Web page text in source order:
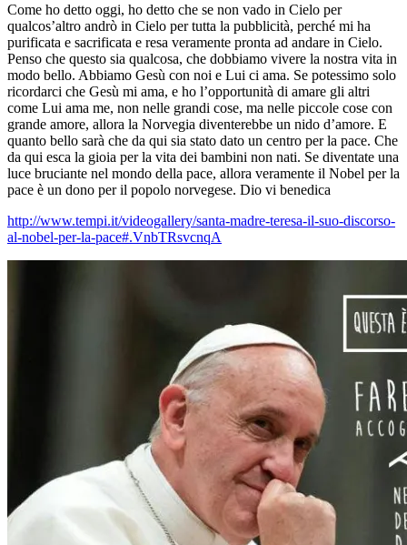
Come ho detto oggi, ho detto che se non vado in Cielo per
qualcos’altro andrò in Cielo per tutta la pubblicità, perché mi ha
purificata e sacrificata e resa veramente pronta ad andare in Cielo.
Penso che questo sia qualcosa, che dobbiamo vivere la nostra vita in
modo bello. Abbiamo Gesù con noi e Lui ci ama. Se potessimo solo
ricordarci che Gesù mi ama, e ho l’opportunità di amare gli altri
come Lui ama me, non nelle grandi cose, ma nelle piccole cose con
grande amore, allora la Norvegia diventerebbe un nido d’amore. E
quanto bello sarà che da qui sia stato dato un centro per la pace. Che
da qui esca la gioia per la vita dei bambini non nati. Se diventate una
luce bruciante nel mondo della pace, allora veramente il Nobel per la
pace è un dono per il popolo norvegese. Dio vi benedica
http://www.tempi.it/videogallery/santa-madre-teresa-il-suo-discorso-
al-nobel-per-la-pace#.VnbTRsvcnqA